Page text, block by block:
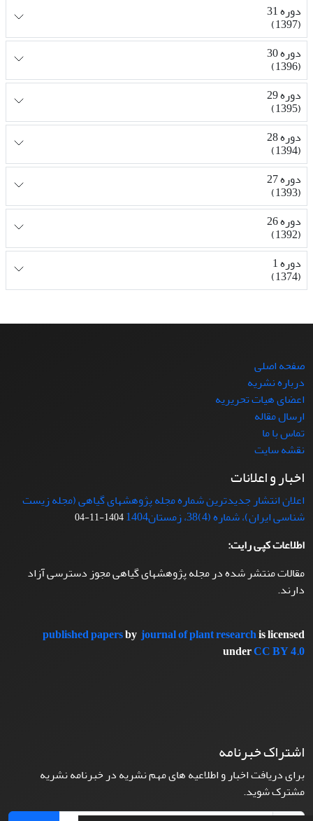
دوره 31
(1397)
دوره 30
(1396)
دوره 29
(1395)
دوره 28
(1394)
دوره 27
(1393)
دوره 26
(1392)
دوره 1
(1374)
صفحه اصلی
درباره نشریه
اعضای هیات تحریریه
ارسال مقاله
تماس با ما
نقشه سایت
اخبار و اعلانات
اعلان انتشار جدیدترین شماره مجله پژوهشهای گیاهی (مجله زیست
شناسی ایران)، شماره (4)38، زمستان1404
1404-11-04
اطلاعات کپی رایت:
مقالات منتشر شده در مجله پژوهشهای گیاهی مجوز دسترسی آزاد
دارند.
published papersbyjournal of plant researchis licensed
underCC BY 4.0
اشتراک خبرنامه
برای دریافت اخبار و اطلاعیه های مهم نشریه در خبرنامه نشریه
مشترک شوید.